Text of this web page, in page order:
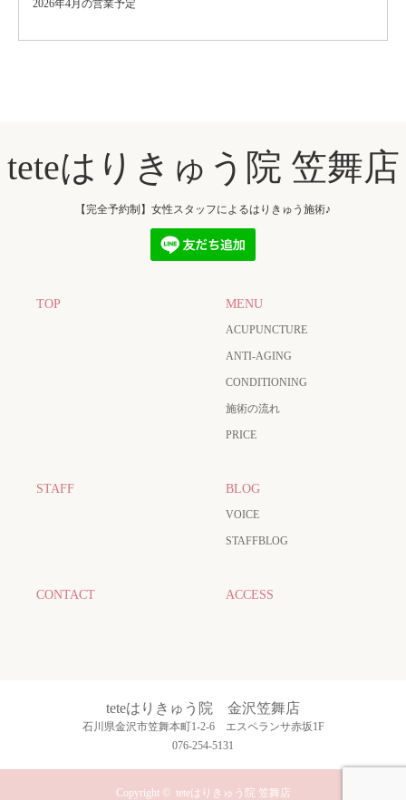
2026年4月の営業予定
teteはりきゅう院 笠舞店
【完全予約制】女性スタッフによるはりきゅう施術♪
TOP MENU
ACUPUNCTURE
ANTI-AGING
CONDITIONING
施術の流れ
PRICE
STAFF BLOG
VOICE
STAFFBLOG
CONTACT ACCESS
teteはりきゅう院 金沢笠舞店
石川県金沢市笠舞本町1-2-6 エスペランサ赤坂1F
076-254-5131
Copyright © teteはりきゅう院 笠舞店